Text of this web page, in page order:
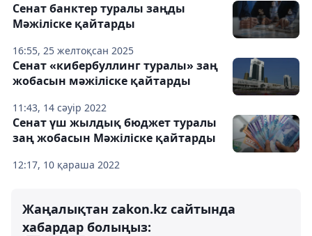
16:55, 25 желтоқсан 2025
Сенат банктер туралы заңды
Мәжіліске қайтарды
11:43, 14 сәуір 2022
Сенат «кибербуллинг туралы» заң
жобасын мәжіліске қайтарды
12:17, 10 қараша 2022
Сенат үш жылдық бюджет туралы
заң жобасын Мәжіліске қайтарды
Жаңалықтан zakon.kz сайтында
хабардар болыңыз: